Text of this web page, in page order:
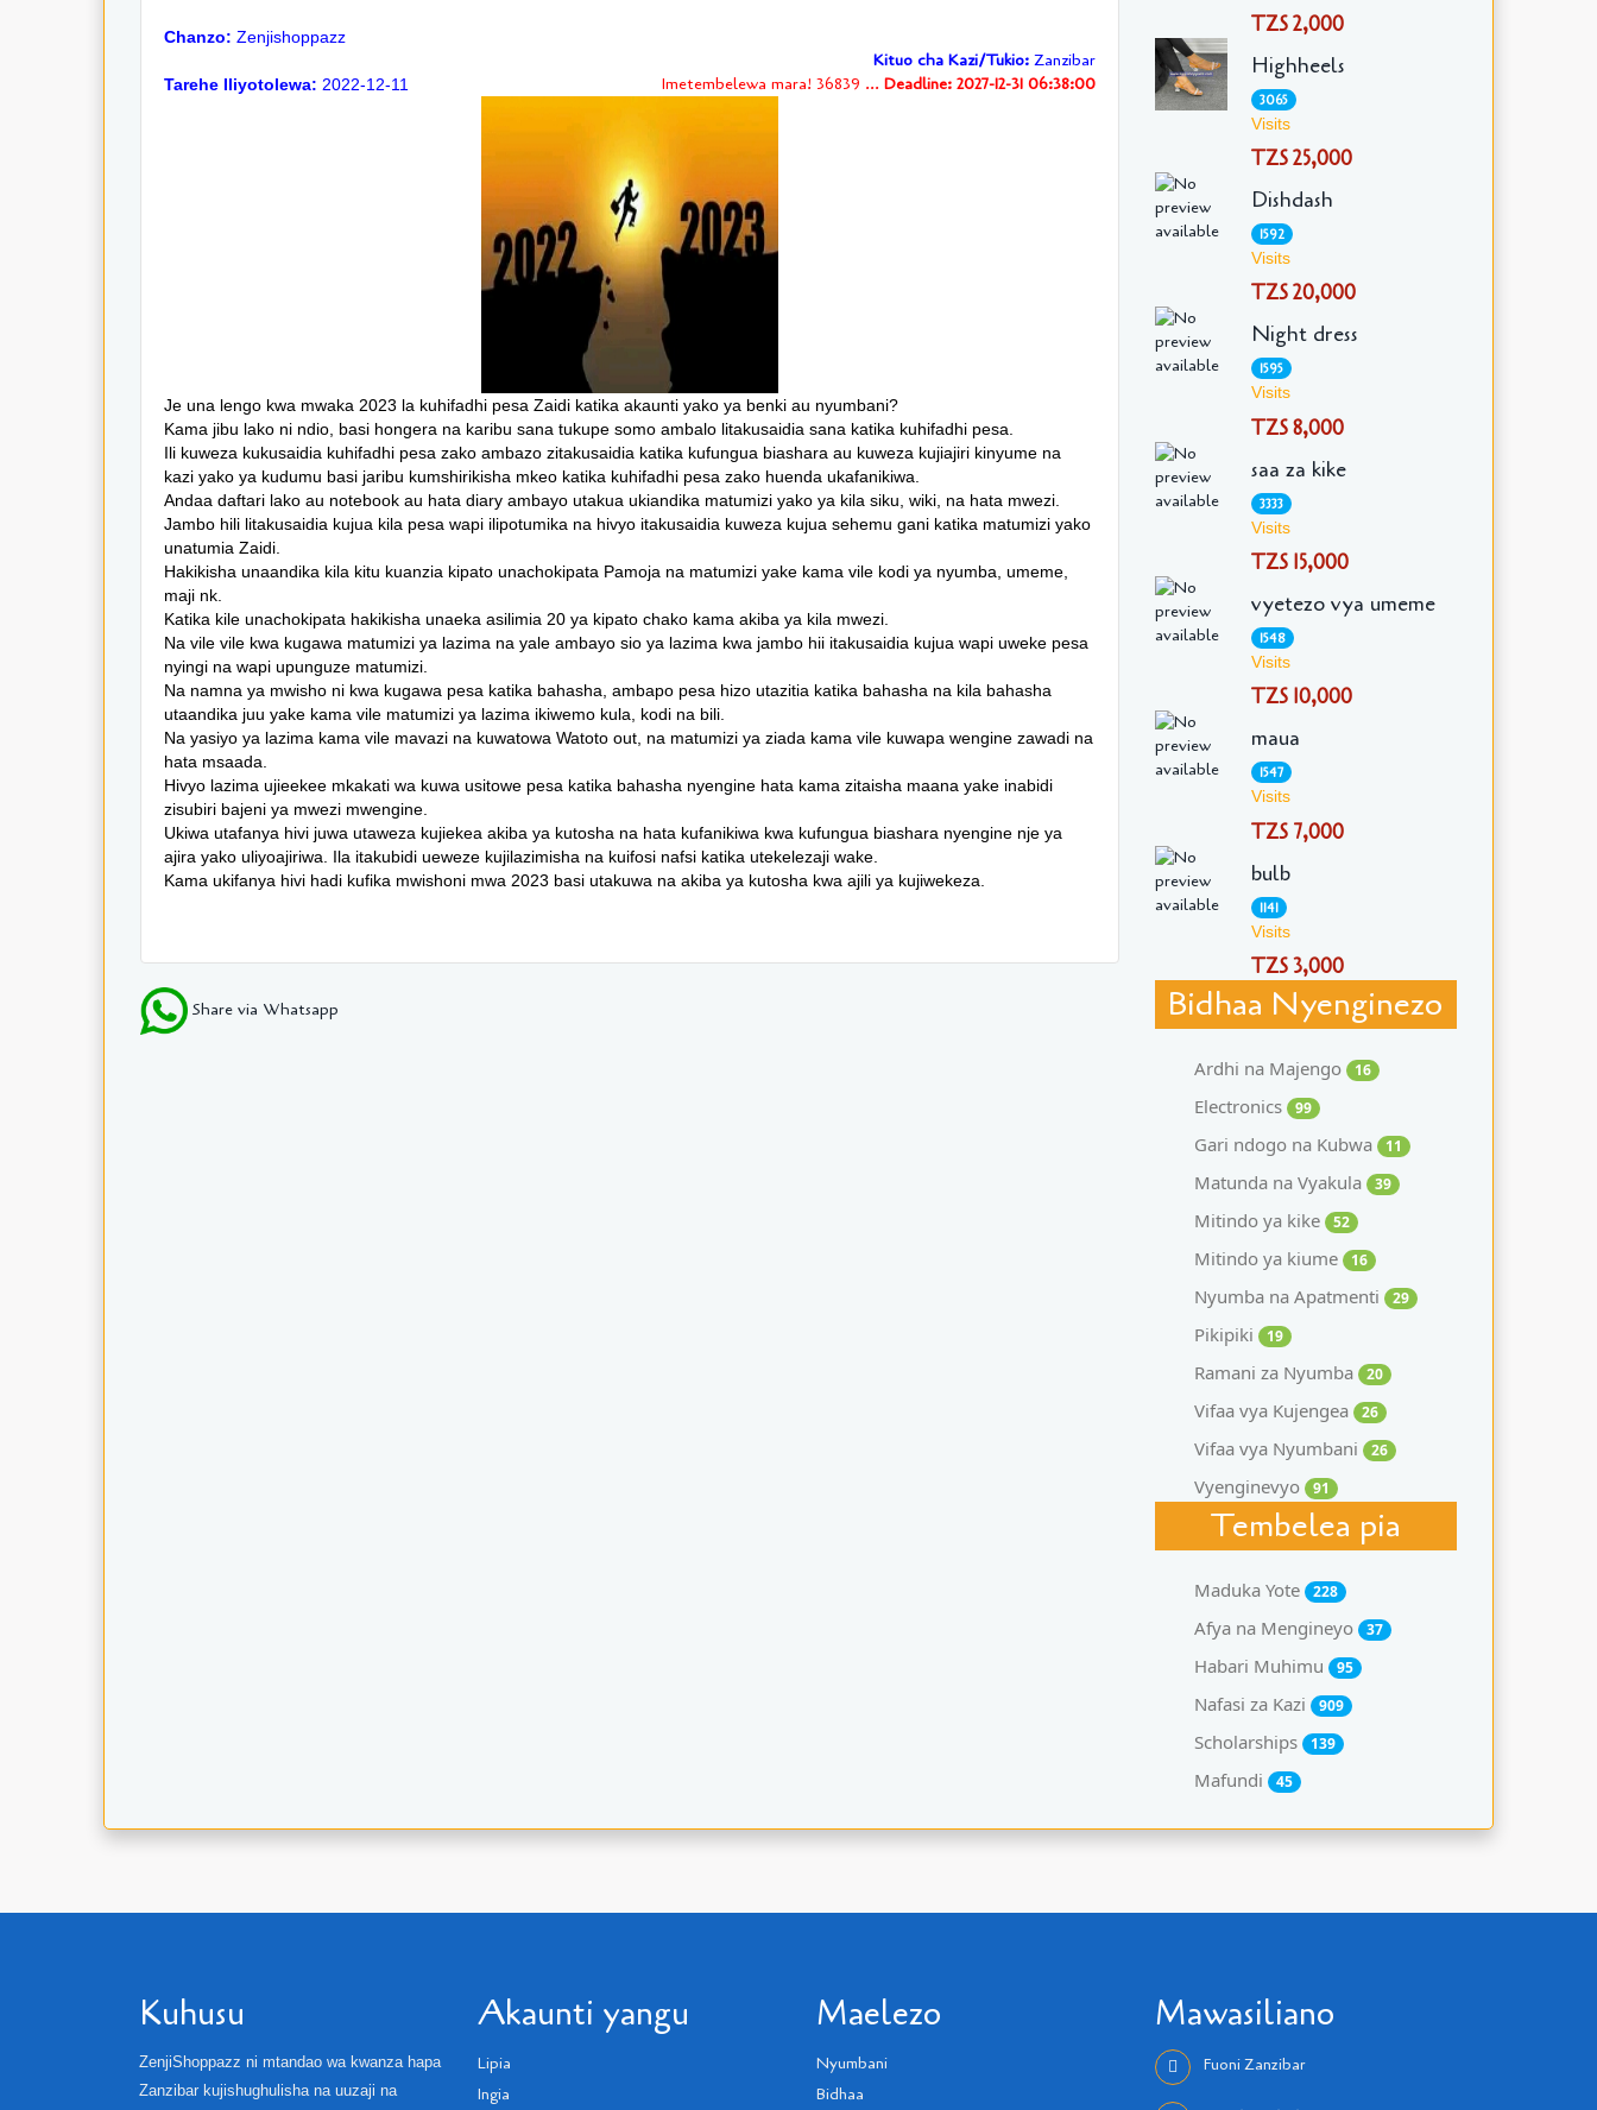
Chanzo: Zenjishoppazz
Tarehe Iliyotolewa: 2022-12-11
Kituo cha Kazi/Tukio:Zanzibar
Imetembelewa mara! 36839 ... Deadline: 2027-12-31 06:38:00
Je una lengo kwa mwaka 2023 la kuhifadhi pesa Zaidi katika akaunti yako ya benki au nyumbani?
Kama jibu lako ni ndio, basi hongera na karibu sana tukupe somo ambalo litakusaidia sana katika kuhifadhi pesa.
Ili kuweza kukusaidia kuhifadhi pesa zako ambazo zitakusaidia katika kufungua biashara au kuweza kujiajiri kinyume na
kazi yako ya kudumu basi jaribu kumshirikisha mkeo katika kuhifadhi pesa zako huenda ukafanikiwa.
Andaa daftari lako au notebook au hata diary ambayo utakua ukiandika matumizi yako ya kila siku, wiki, na hata mwezi.
Jambo hili litakusaidia kujua kila pesa wapi ilipotumika na hivyo itakusaidia kuweza kujua sehemu gani katika matumizi yako
unatumia Zaidi.
Hakikisha unaandika kila kitu kuanzia kipato unachokipata Pamoja na matumizi yake kama vile kodi ya nyumba, umeme,
maji nk.
Katika kile unachokipata hakikisha unaeka asilimia 20 ya kipato chako kama akiba ya kila mwezi.
Na vile vile kwa kugawa matumizi ya lazima na yale ambayo sio ya lazima kwa jambo hii itakusaidia kujua wapi uweke pesa
nyingi na wapi upunguze matumizi.
Na namna ya mwisho ni kwa kugawa pesa katika bahasha, ambapo pesa hizo utazitia katika bahasha na kila bahasha
utaandika juu yake kama vile matumizi ya lazima ikiwemo kula, kodi na bili.
Na yasiyo ya lazima kama vile mavazi na kuwatowa Watoto out, na matumizi ya ziada kama vile kuwapa wengine zawadi na
hata msaada.
Hivyo lazima ujieekee mkakati wa kuwa usitowe pesa katika bahasha nyengine hata kama zitaisha maana yake inabidi
zisubiri bajeni ya mwezi mwengine.
Ukiwa utafanya hivi juwa utaweza kujiekea akiba ya kutosha na hata kufanikiwa kwa kufungua biashara nyengine nje ya
ajira yako uliyoajiriwa. Ila itakubidi ueweze kujilazimisha na kuifosi nafsi katika utekelezaji wake.
Kama ukifanya hivi hadi kufika mwishoni mwa 2023 basi utakuwa na akiba ya kutosha kwa ajili ya kujiwekeza.
Share via Whatsapp
TZS 2,000
Highheels
3065
Visits
TZS 25,000
Dishdash
1592
Visits
TZS 20,000
Night dress
1595
Visits
TZS 8,000
saa za kike
3333
Visits
TZS 15,000
vyetezo vya umeme
1548
Visits
TZS 10,000
maua
1547
Visits
TZS 7,000
bulb
1141
Visits
TZS 3,000
Bidhaa Nyenginezo
Ardhi na Majengo 16
Electronics 99
Gari ndogo na Kubwa 11
Matunda na Vyakula 39
Mitindo ya kike 52
Mitindo ya kiume 16
Nyumba na Apatmenti 29
Pikipiki 19
Ramani za Nyumba 20
Vifaa vya Kujengea 26
Vifaa vya Nyumbani 26
Vyenginevyo 91
Tembelea pia
Maduka Yote 228
Afya na Mengineyo 37
Habari Muhimu 95
Nafasi za Kazi 909
Scholarships 139
Mafundi 45
Kuhusu
ZenjiShoppazz ni mtandao wa kwanza hapa
Zanzibar kujishughulisha na uuzaji na
Akaunti yangu
Lipia
Ingia
Maelezo
Nyumbani
Bidhaa
Mawasiliano
Fuoni Zanzibar